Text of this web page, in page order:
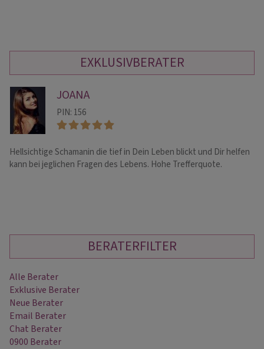
EXKLUSIVBERATER
JOANA
PIN: 156
Hellsichtige Schamanin die tief in Dein Leben blickt und Dir helfen
kann bei jeglichen Fragen des Lebens. Hohe Trefferquote.
BERATERFILTER
Alle Berater
Exklusive Berater
Neue Berater
Email Berater
Chat Berater
0900 Berater